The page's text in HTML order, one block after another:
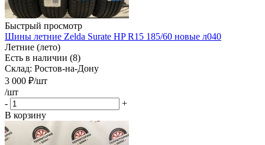
Быстрый просмотр
Шины летние Zelda Surate HP R15 185/60 новые л040
Летние (лето)
Есть в наличии (8)
Склад: Ростов-на-Дону
3 000 ₽/шт
/шт
-
+
В корзину